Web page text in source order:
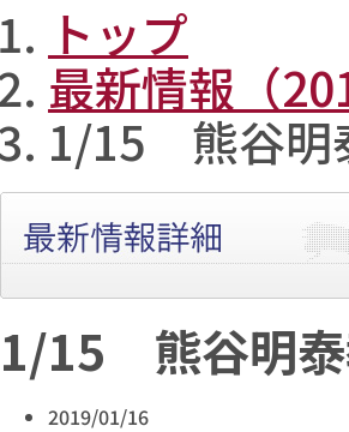
トップ
最新情報（
1/15 熊谷明
1/15 熊谷明泰
2019/01/16